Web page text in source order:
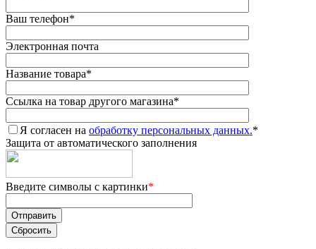
Ваш телефон*
Электронная почта
Название товара*
Ссылка на товар другого магазина*
Я согласен на обработку персональных данных.*
Защита от автоматического заполнения
Введите символы с картинки*